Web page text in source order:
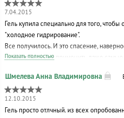
разбухнут). А потом воспользоваться
минеральным
Зимой этот гель можно использовать
защиты от морозов и увлажнения.
7.04.2015
Гель купила специально для того, чтобы
"холодное гидрирование".
Все получилось. И это спасение,
к которой нельзя применить даже
сверху — пленку пищевую (делается
раз в жизни тканевую маску). Держится
снимаются салфеткой.
Показать полностью
12.10.2015
Гель просто отлчный. из всех